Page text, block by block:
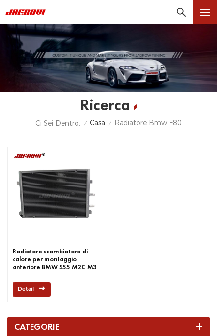
Ricerca
Ci Sei Dentro: / Casa / Radiatore Bmw F80
Radiatore scambiatore di
calore per montaggio
anteriore BMW S55 M2C M3
Detail
CATEGORIE